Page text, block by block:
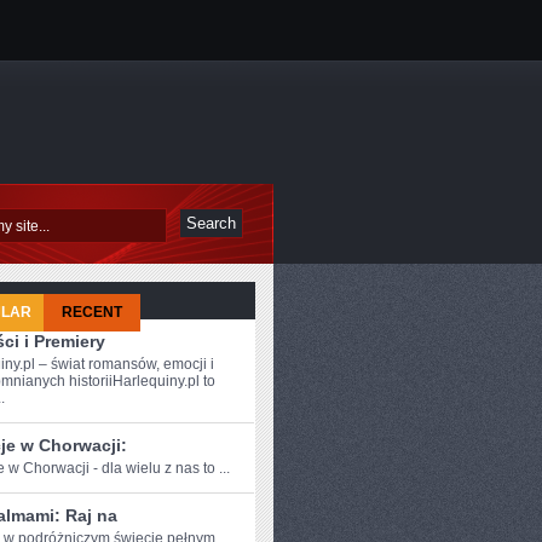
RECENT
i Premiery
– świat romansów, emocji i
historiiHarlequiny.pl to
w Chorwacji:
w ​Chorwacji - dla ⁢wielu z nas to ...
Raj na
podróżniczym⁣ świecie pełnym